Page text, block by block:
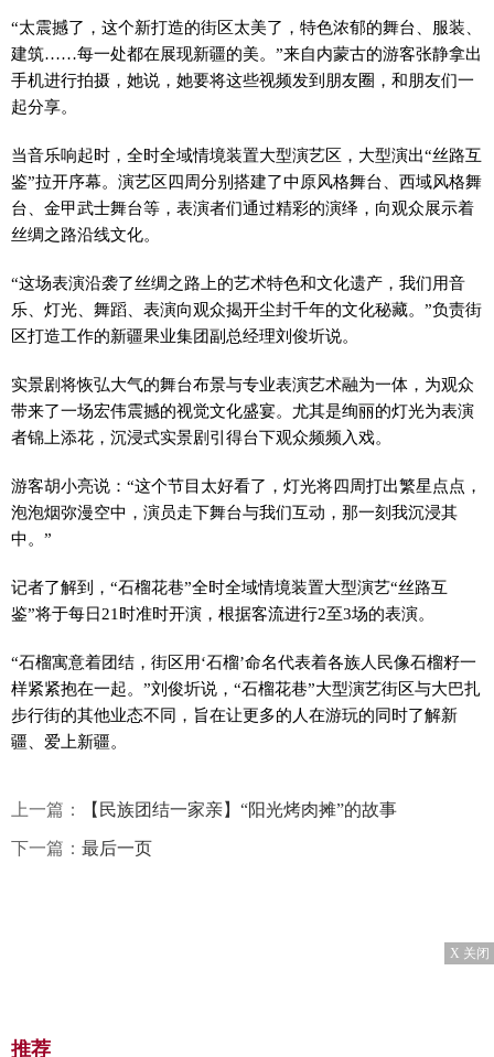
“太震撼了，这个新打造的街区太美了，特色浓郁的舞台、服装、
建筑……每一处都在展现新疆的美。”来自内蒙古的游客张静拿出
手机进行拍摄，她说，她要将这些视频发到朋友圈，和朋友们一
起分享。
当音乐响起时，全时全域情境装置大型演艺区，大型演出“丝路互
鉴”拉开序幕。演艺区四周分别搭建了中原风格舞台、西域风格舞
台、金甲武士舞台等，表演者们通过精彩的演绎，向观众展示着
丝绸之路沿线文化。
“这场表演沿袭了丝绸之路上的艺术特色和文化遗产，我们用音
乐、灯光、舞蹈、表演向观众揭开尘封千年的文化秘藏。”负责街
区打造工作的新疆果业集团副总经理刘俊圻说。
实景剧将恢弘大气的舞台布景与专业表演艺术融为一体，为观众
带来了一场宏伟震撼的视觉文化盛宴。尤其是绚丽的灯光为表演
者锦上添花，沉浸式实景剧引得台下观众频频入戏。
游客胡小亮说：“这个节目太好看了，灯光将四周打出繁星点点，
泡泡烟弥漫空中，演员走下舞台与我们互动，那一刻我沉浸其
中。”
记者了解到，“石榴花巷”全时全域情境装置大型演艺“丝路互
鉴”将于每日21时准时开演，根据客流进行2至3场的表演。
“石榴寓意着团结，街区用‘石榴’命名代表着各族人民像石榴籽一
样紧紧抱在一起。”刘俊圻说，“石榴花巷”大型演艺街区与大巴扎
步行街的其他业态不同，旨在让更多的人在游玩的同时了解新
疆、爱上新疆。
上一篇： 【民族团结一家亲】“阳光烤肉摊”的故事
下一篇： 最后一页
X 关闭
推荐